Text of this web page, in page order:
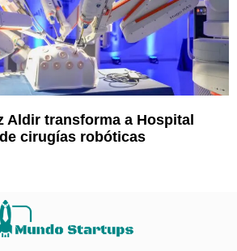
Aldir transforma a Hospital
cirugías robóticas